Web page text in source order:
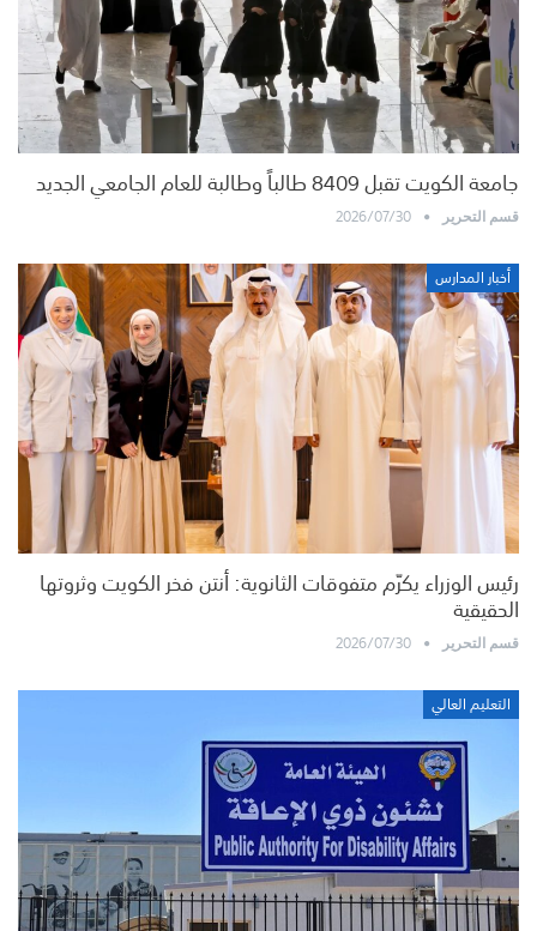
جامعة الكويت تقبل 8409 طالباً وطالبة للعام الجامعي الجديد
قسم التحرير
2026/07/30
أخبار المدارس
رئيس الوزراء يكرّم متفوقات الثانوية: أنتن فخر الكويت وثروتها
الحقيقية
قسم التحرير
2026/07/30
التعليم العالي